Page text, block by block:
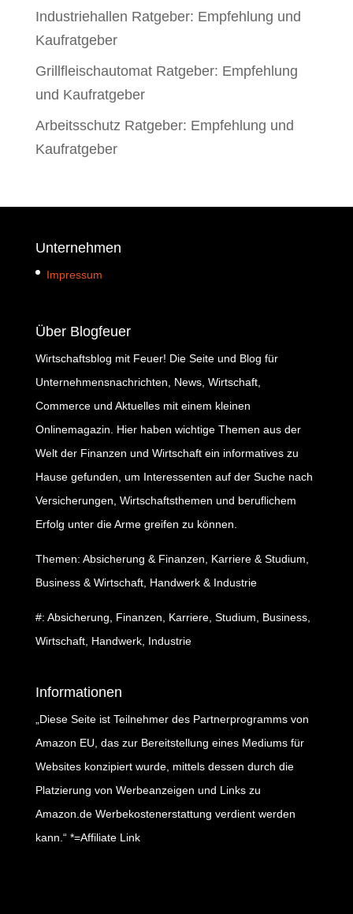
Industriehallen Ratgeber: Empfehlung und
Kaufratgeber
Grillfleischautomat Ratgeber: Empfehlung
und Kaufratgeber
Arbeitsschutz Ratgeber: Empfehlung und
Kaufratgeber
Unternehmen
Impressum
Über Blogfeuer
Wirtschaftsblog mit Feuer! Die Seite und Blog für
Unternehmensnachrichten, News, Wirtschaft,
Commerce und Aktuelles mit einem kleinen
Onlinemagazin. Hier haben wichtige Themen aus der
Welt der Finanzen und Wirtschaft ein informatives zu
Hause gefunden, um Interessenten auf der Suche nach
Versicherungen, Wirtschaftsthemen und beruflichem
Erfolg unter die Arme greifen zu können.
Themen: Absicherung & Finanzen, Karriere & Studium,
Business & Wirtschaft, Handwerk & Industrie
#: Absicherung, Finanzen, Karriere, Studium, Business,
Wirtschaft, Handwerk, Industrie
Informationen
„Diese Seite ist Teilnehmer des Partnerprogramms von
Amazon EU, das zur Bereitstellung eines Mediums für
Websites konzipiert wurde, mittels dessen durch die
Platzierung von Werbeanzeigen und Links zu
Amazon.de Werbekostenerstattung verdient werden
kann.“ *=Affiliate Link